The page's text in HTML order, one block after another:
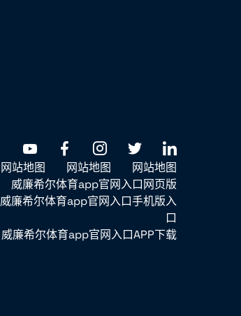
网站地图 网站地图
网站地图
威廉希尔体育app官网入口网页版
威廉希尔体育app官网入口手机版入
口
威廉希尔体育app官网入口APP下载